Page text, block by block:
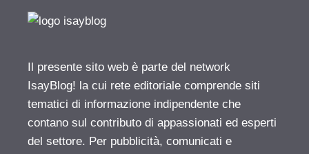
Il presente sito web è parte del network
IsayBlog! la cui rete editoriale comprende siti
tematici di informazione indipendente che
contano sul contributo di appassionati ed esperti
del settore. Per pubblicità, comunicati e